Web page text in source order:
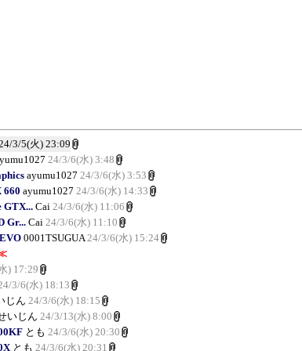
3/5(火) 23:09
24/3/6(水) 3:48
ayumu1027 24/3/6(水) 3:53
660 ayumu1027 24/3/6(水) 14:33
GTX... Cai 24/3/6(水) 11:06
Gr... Cai 24/3/6(水) 11:10
0001TSUGUA 24/3/6(水) 15:24
) 17:29
3/6(水) 18:13
じん 24/3/6(水) 18:15
いじん 24/3/13(水) 8:00
とも 24/3/6(水) 20:30
とも 24/3/6(水) 20:31